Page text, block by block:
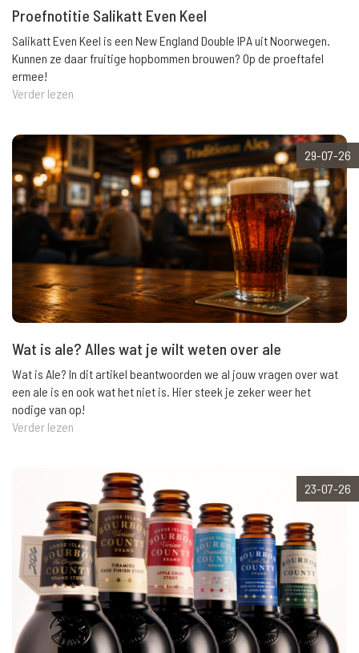
Proefnotitie Salikatt Even Keel
Salikatt Even Keel is een New England Double IPA uit Noorwegen.
Kunnen ze daar fruitige hopbommen brouwen? Op de proeftafel
ermee!
Verder lezen
29-07-26
Wat is ale? Alles wat je wilt weten over ale
Wat is Ale? In dit artikel beantwoorden we al jouw vragen over wat
een ale is en ook wat het niet is. Hier steek je zeker weer het
nodige van op!
Verder lezen
23-07-26